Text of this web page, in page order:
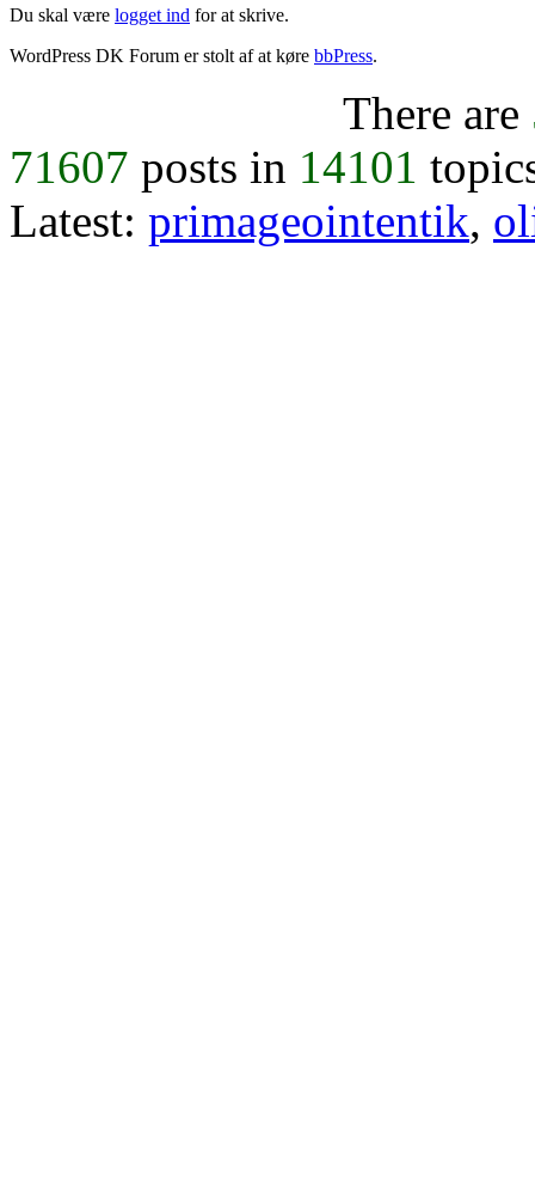
Du skal være logget ind for at skrive.
WordPress DK Forum er stolt af at køre bbPress.
There are
71607 posts in 14101
Latest: primageointentik,